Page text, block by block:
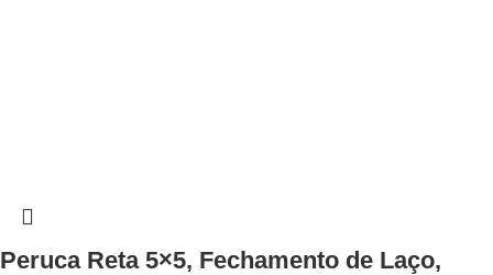
Peruca Reta 5×5, Fechamento de Laço,